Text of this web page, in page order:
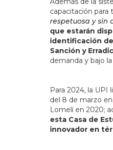
capacitación para
respetuosa y sin
que estarán
identificación
Sanción y
demanda y bajo
Para 2024, la UPI
del 8 de marzo
Lomelí en 2020;
esta Casa de
innovador en